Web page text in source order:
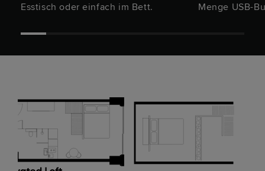
Esstisch oder einfach im Bett.
Menge USB-